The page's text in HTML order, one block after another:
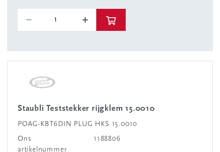
Staubli Teststekker rijgklem 15.0010
POAG-KBT6DIN PLUG HKS 15.0010
Ons
artikelnummer
1188806